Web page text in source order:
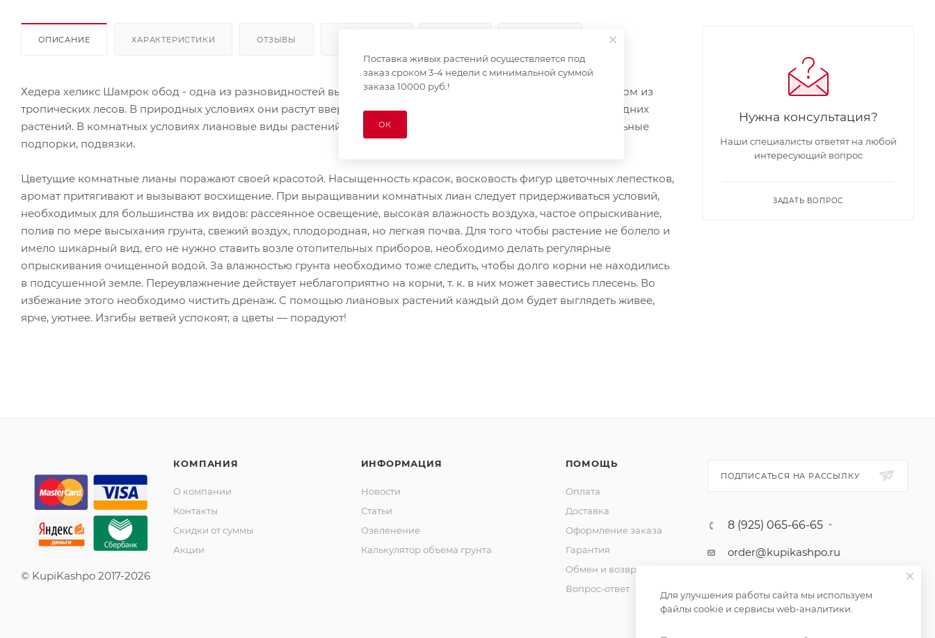
ОПИСАНИЕ ХАРАКТЕРИСТИКИ ОТЗЫВЫ
Хедера хеликс Шамрок обод - одна из разновидностей вьющихся растений с гибкими тонкими стеблями родом из
тропических лесов. В природных условиях они растут вверх, к свету и солнцу, цепляясь за стволы и ветки соседних
растений. В комнатных условиях лиановые виды растений способны использовать в качестве опоры специальные
подпорки, подвязки.
Цветущие комнатные лианы поражают своей красотой. Насыщенность красок, восковость фигур цветочных лепестков,
аромат притягивают и вызывают восхищение. При выращивании комнатных лиан следует придерживаться условий,
необходимых для большинства их видов: рассеянное освещение, высокая влажность воздуха, частое опрыскивание,
полив по мере высыхания грунта, свежий воздух, плодородная, но легкая почва. Для того чтобы растение не болело и
имело шикарный вид, его не нужно ставить возле отопительных приборов, необходимо делать регулярные
опрыскивания очищенной водой. За влажностью грунта необходимо тоже следить, чтобы долго корни не находились
в подсушенной земле. Переувлажнение действует неблагоприятно на корни, т. к. в них может завестись плесень. Во
избежание этого необходимо чистить дренаж. С помощью лиановых растений каждый дом будет выглядеть живее,
ярче, уютнее. Изгибы ветвей успокоят, а цветы — порадуют!
Нужна консультация?
Наши специалисты ответят на любой
интересующий вопрос
ЗАДАТЬ ВОПРОС
© KupiKashpo 2017-2026
КОМПАНИЯ
О компании
Контакты
Скидки от суммы
Акции
ИНФОРМАЦИЯ
Новости
Статьи
Озеленение
Калькулятор объема грунта
ПОМОЩЬ
Оплата
Доставка
Оформление заказа
Гарантия
Обмен и возврат
Вопрос-ответ
ПОДПИСАТЬСЯ НА РАССЫЛКУ
8 (925) 065-66-65
order@kupikashpo.ru
Поставка живых растений осуществляется под
заказ сроком 3-4 недели с минимальной суммой
заказа 10000 руб.!
ОК
Для улучшения работы сайта мы используем
файлы cookie и сервисы web-аналитики.